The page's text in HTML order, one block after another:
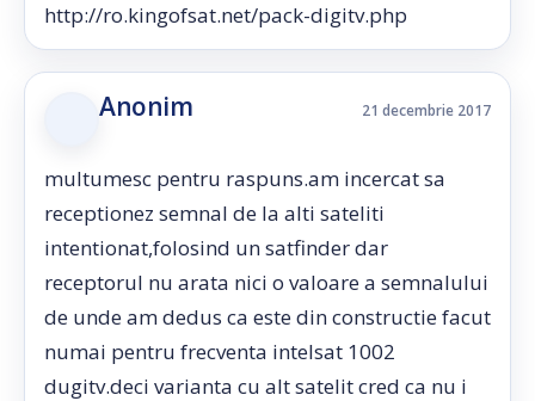
http://ro.kingofsat.net/pack-digitv.php
Anonim 21 decembrie 2017
multumesc pentru raspuns.am incercat sa
receptionez semnal de la alti sateliti
intentionat,folosind un satfinder dar
receptorul nu arata nici o valoare a semnalului
de unde am dedus ca este din constructie facut
numai pentru frecventa intelsat 1002
dugitv.deci varianta cu alt satelit cred ca nu i